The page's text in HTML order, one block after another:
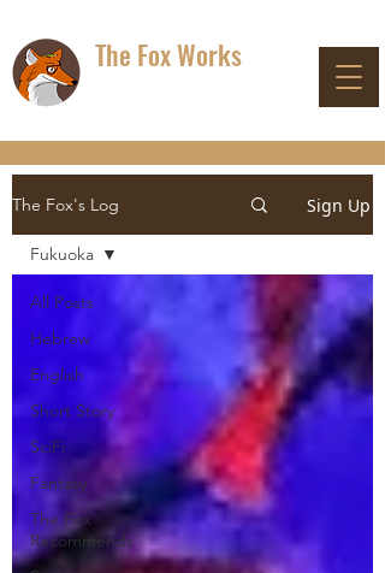
The Fox Works
The Fox's Log Sign Up
All Posts
Hebrew
English
Short Story
SciFi
Fantasy
The Fox
Recommends
Fukuoka